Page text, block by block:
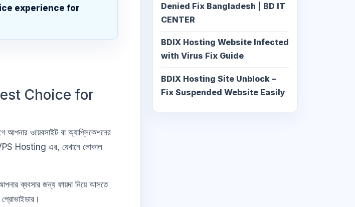
experience for
Choice for
ওয়েবসাইট বা অ্যাপ্লিকেশনের
Hosting এর, যেখানে লোকাল
ব্যবসার জন্য ফায়দা নিয়ে আসতে
Denied Fix Bangladesh | BD IT
CENTER
BDIX Hosting Website Infected
with Virus Fix Guide
BDIX Hosting Site Unblock –
Fix Suspended Website Easily